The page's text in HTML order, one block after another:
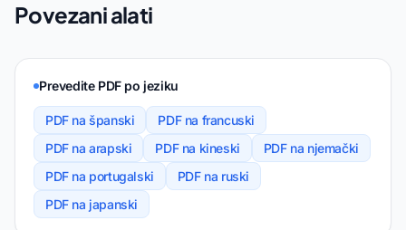
Povezani alati
Prevedite PDF po jeziku
PDF na španski
PDF na francuski
PDF na arapski
PDF na kineski
PDF na njemački
PDF na portugalski
PDF na ruski
PDF na japanski